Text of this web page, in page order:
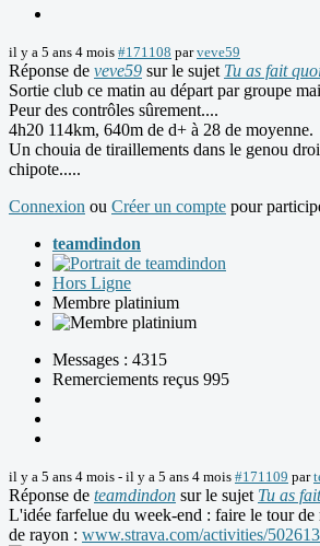
il y a 5 ans 4 mois #171108 parveve59
Réponse de veve59 sur le sujet Tu as fait
Sortie club ce matin au départ par groupe
Peur des contrôles sûrement....
4h20 114km, 640m de d+ à 28 de moyenne.
Un chouia de tiraillements dans le genou
chipote.....
Connexion ou Créer un compte pour
teamdindon
Hors Ligne
Membre platinium
Messages : 4315
Remerciements reçus 995
il y a 5 ans 4 mois - il y a 5 ans 4 mois #171109 par
Réponse de teamdindon sur le sujet Tu as
L'idée farfelue du week-end : faire le tour de
de rayon : www.strava.com/activities/